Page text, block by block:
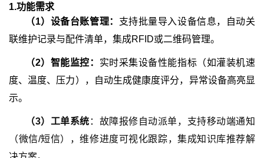
1.功能需求
（1）设备台账管理： 支持批量导入设备信息，自动关
联维护记录与配件清单，集成RFID或二维码管理。
（2）智能监控： 实时采集设备性能指标（如灌装机速
度、温度、压力），自动生成健康度评分，异常设备高亮显
示。
（3）工单系统 ：故障报修自动派单，支持移动端通知
（微信/短信），维修进度可视化跟踪，集成知识库推荐解